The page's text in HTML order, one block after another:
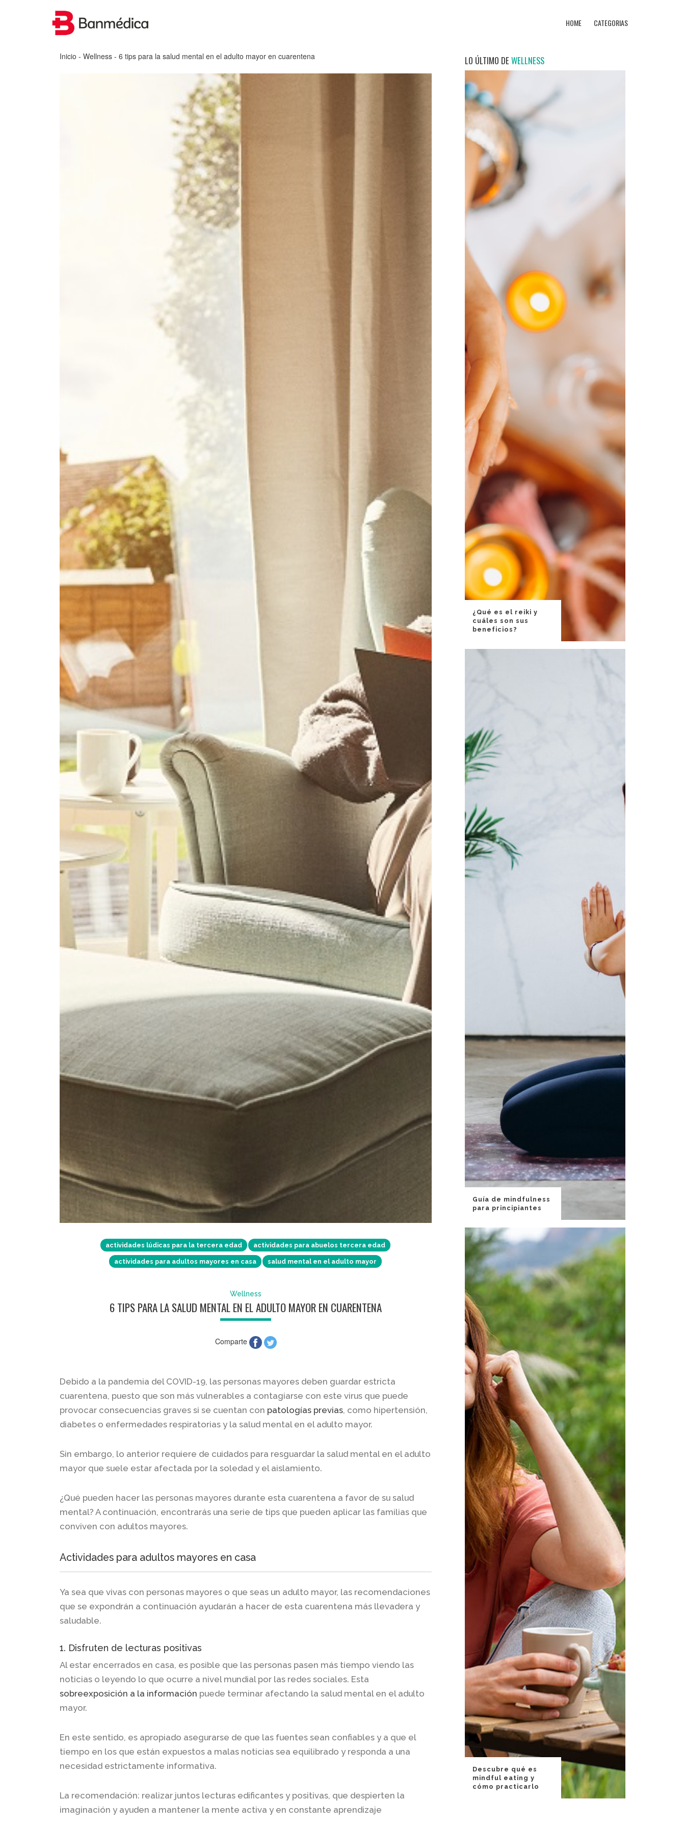
HOME CATEGORIAS
Inicio - Wellness - 6 tips para la salud mental en el adulto mayor en cuarentena
actividades lúdicas para la tercera edad actividades para abuelos tercera edad
actividades para adultos mayores en casa salud mental en el adulto mayor
Wellness
6 TIPS PARA LA SALUD MENTAL EN EL ADULTO MAYOR EN CUARENTENA
Comparte
Debido a la pandemia del COVID-19, las personas mayores deben guardar estricta
cuarentena, puesto que son más vulnerables a contagiarse con este virus que puede
provocar consecuencias graves si se cuentan con patologías previas, como hipertensión,
diabetes o enfermedades respiratorias y la salud mental en el adulto mayor.
Sin embargo, lo anterior requiere de cuidados para resguardar la salud mental en el adulto
mayor que suele estar afectada por la soledad y el aislamiento.
¿Qué pueden hacer las personas mayores durante esta cuarentena a favor de su salud
mental? A continuación, encontrarás una serie de tips que pueden aplicar las familias que
conviven con adultos mayores.
Actividades para adultos mayores en casa
Ya sea que vivas con personas mayores o que seas un adulto mayor, las recomendaciones
que se expondrán a continuación ayudarán a hacer de esta cuarentena más llevadera y
saludable.
1. Disfruten de lecturas positivas
Al estar encerrados en casa, es posible que las personas pasen más tiempo viendo las
noticias o leyendo lo que ocurre a nivel mundial por las redes sociales. Esta
sobreexposición a la información puede terminar afectando la salud mental en el adulto
mayor.
En este sentido, es apropiado asegurarse de que las fuentes sean confiables y a que el
tiempo en los que están expuestos a malas noticias sea equilibrado y responda a una
necesidad estrictamente informativa.
La recomendación: realizar juntos lecturas edificantes y positivas, que despierten la
imaginación y ayuden a mantener la mente activa y en constante aprendizaje
LO ÚLTIMO DEWELLNESS
¿Qué es el reiki y
cuáles son sus
beneficios?
Guía de mindfulness
para principiantes
Descubre qué es
mindful eating y
cómo practicarlo